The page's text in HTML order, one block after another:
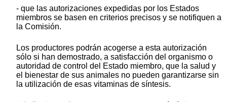
- que las autorizaciones expedidas por los Estados
miembros se basen en criterios precisos y se notifiquen a
la Comisión.
Los productores podrán acogerse a esta autorización
sólo si han demostrado, a satisfacción del organismo o
autoridad de control del Estado miembro, que la salud y
el bienestar de sus animales no pueden garantizarse sin
la utilización de esas vitaminas de síntesis.